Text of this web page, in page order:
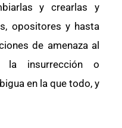
y crearlas y
opositores y hasta
de amenaza al
la insurrección o
en la que todo, y